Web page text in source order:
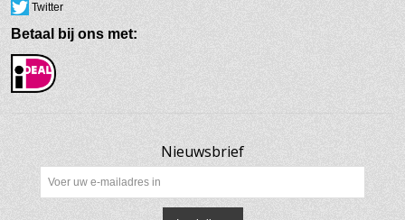
Twitter
Betaal bij ons met:
Nieuwsbrief